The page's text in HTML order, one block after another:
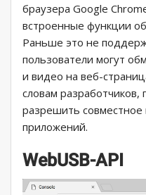
браузера Google
встроенные функции
Раньше это не
пользователи могут
и видео на веб-
словам разработчиков,
разрешить совместное
приложений.
WebUSB-API